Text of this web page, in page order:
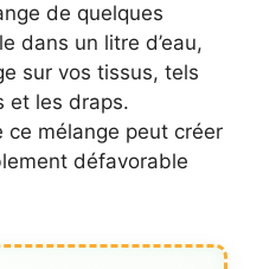
de quelques
dans un litre d’eau,
sur vos tissus, tels
et les draps.
ce mélange peut créer
défavorable